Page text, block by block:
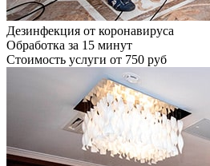
Дезинфекция от коронавируса
Обработка за 15 минут
Стоимость услуги от 750 руб